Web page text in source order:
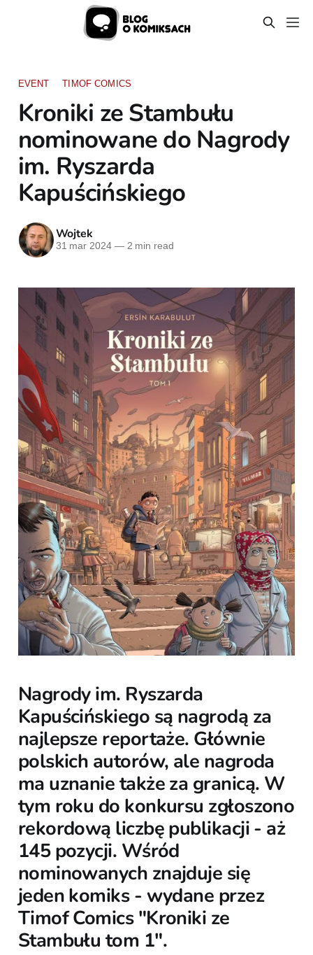
EVENT TIMOF COMICS
Kroniki ze Stambułu
nominowane do Nagrody
im. Ryszarda
Kapuścińskiego
Wojtek
31 mar 2024 —2 min read
Nagrody im. Ryszarda
Kapuścińskiego są nagrodą za
najlepsze reportaże. Głównie
polskich autorów, ale nagroda
ma uznanie także za granicą. W
tym roku do konkursu zgłoszono
rekordową liczbę publikacji - aż
145 pozycji. Wśród
nominowanych znajduje się
jeden komiks - wydane przez
Timof Comics "Kroniki ze
Stambułu tom 1".